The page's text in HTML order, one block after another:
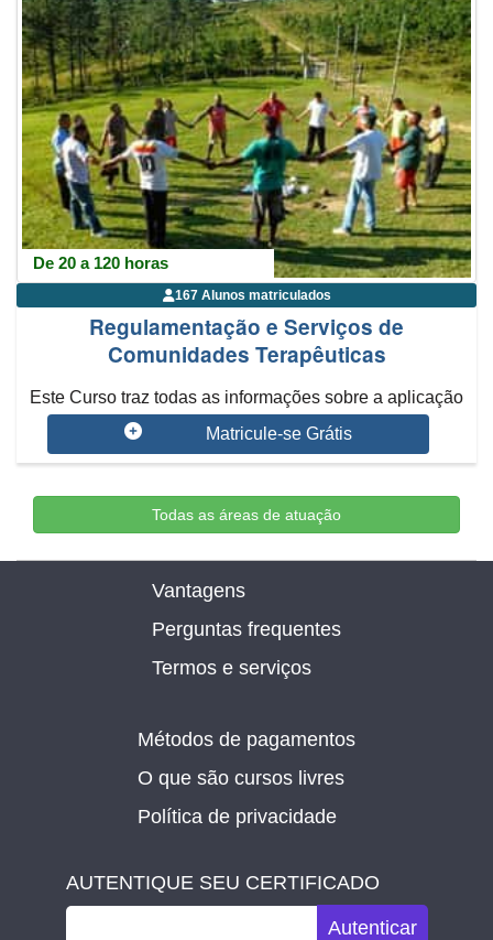
De 20 a 120 horas
167 Alunos matriculados
Regulamentação e Serviços de
Comunidades Terapêuticas
Este Curso traz todas as informações sobre a aplicação
da RDC ANVISA 101/01 ...
Matricule-se Grátis
Todas as áreas de atuação
Vantagens
Perguntas frequentes
Termos e serviços
Métodos de pagamentos
O que são cursos livres
Política de privacidade
AUTENTIQUE SEU CERTIFICADO
Autenticar